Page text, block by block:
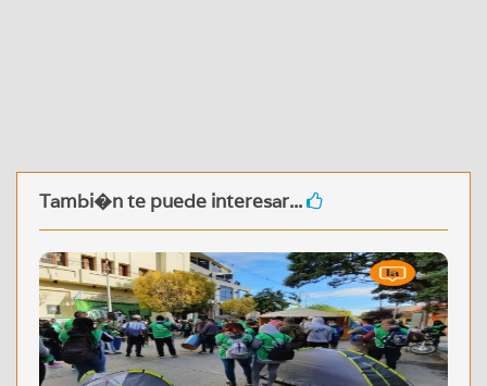
Tambi�n te puede interesar...